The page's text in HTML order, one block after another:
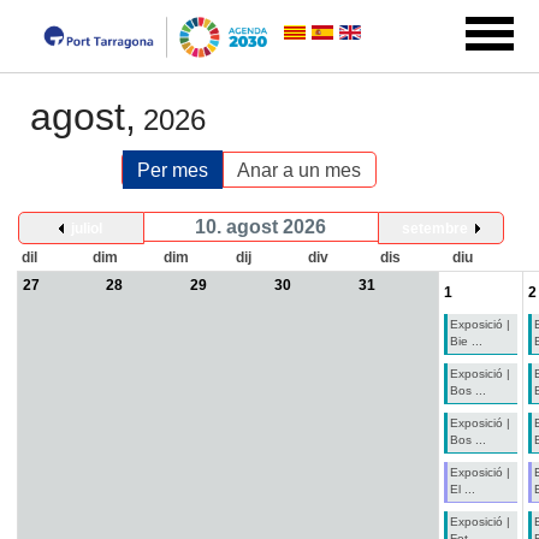
agost, 2026
Per mes Anar a un mes
10. agost 2026
dil
dim dim dij div dis
diu
27
28 29 30 31 1
Exposició |
Bie ...
Exposició |
Bos ...
Exposició |
Bos ...
Exposició |
El ...
Exposició |
2